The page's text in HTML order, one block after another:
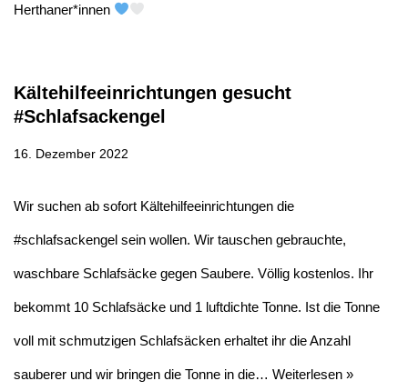
Herthaner*innen
Kältehilfeeinrichtungen gesucht
#Schlafsackengel
16. Dezember 2022
Wir suchen ab sofort Kältehilfeeinrichtungen die
#schlafsackengel sein wollen. Wir tauschen gebrauchte,
waschbare Schlafsäcke gegen Saubere. Völlig kostenlos. Ihr
bekommt 10 Schlafsäcke und 1 luftdichte Tonne. Ist die Tonne
voll mit schmutzigen Schlafsäcken erhaltet ihr die Anzahl
sauberer und wir bringen die Tonne in die… Weiterlesen »